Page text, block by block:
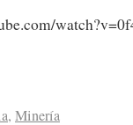
, Minería